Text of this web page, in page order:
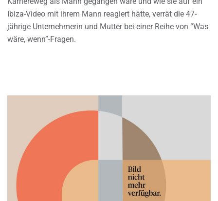
Ibiza-Video mit ihrem Mann reagiert hätte, verrät die 47-
jährige Unternehmerin und Mutter bei einer Reihe von “Was
wäre, wenn”-Fragen.